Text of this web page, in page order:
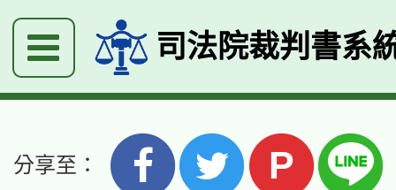
司法院裁判書系
分享至： P